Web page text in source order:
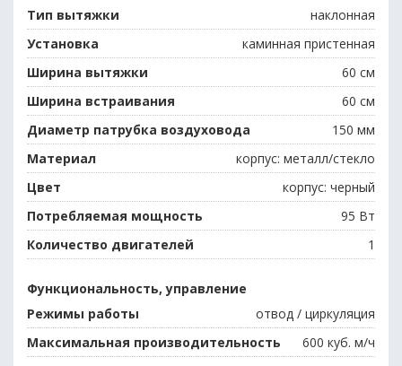
Тип вытяжки
наклонная
Установка
каминная пристенная
Ширина вытяжки
60 см
Ширина встраивания
60 см
Диаметр патрубка воздуховода
150 мм
Материал
корпус: металл/стекло
Цвет
корпус: черный
Потребляемая мощность
95 Вт
Количество двигателей
1
Функциональность, управление
Режимы работы
отвод / циркуляция
Максимальная производительность
600 куб. м/ч